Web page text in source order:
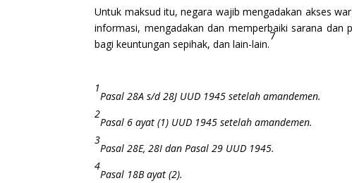
Untuk maksud itu, negara wajib mengadakan akses
informasi, mengadakan dan memperbaiki sarana dan
bagi keuntungan sepihak, dan lain-lain.
7
1
Pasal 28A s/d 28J UUD 1945 setelah amandemen.
2
Pasal 6 ayat (1) UUD 1945 setelah amandemen.
3
Pasal 28E, 28I dan Pasal 29 UUD 1945.
4
Pasal 18B ayat (2).